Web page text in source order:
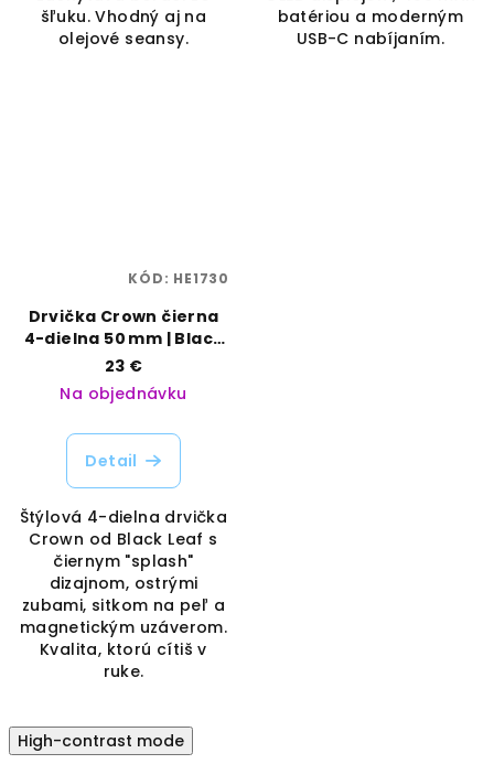
šľuku. Vhodný aj na
olejové seansy.
batériou a moderným
USB-C nabíjaním.
Drvička Crown čierna
4-dielna 50 mm | Black
Leaf | Vaporama
23 €
Na objednávku
Detail
Štýlová 4-dielna drvička
Crown od Black Leaf s
čiernym "splash"
dizajnom, ostrými
zubami, sitkom na peľ a
magnetickým uzáverom.
Kvalita, ktorú cítiš v
ruke.
KÓD: HE1730
High-contrast mode